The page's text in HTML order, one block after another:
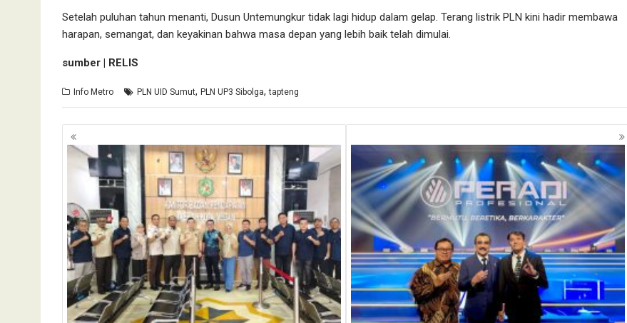
Setelah puluhan tahun menanti, Dusun Untemungkur tidak lagi hidup dalam gelap. Terang listrik PLN kini hadir membawa
harapan, semangat, dan keyakinan bahwa masa depan yang lebih baik telah dimulai.
sumber | RELIS
Info Metro PLN UID Sumut, PLN UP3 Sibolga,tapteng
Navigasi
pos